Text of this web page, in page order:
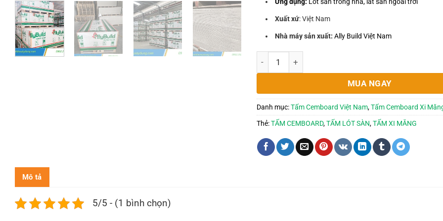
Ứng dụng: Lót sàn trong nhà, lát sàn ngoài trời
Xuất xứ: Việt Nam
Nhà máy sản xuất: Ally Build Việt Nam
MUA NGAY
Danh mục:Tấm Cemboard Việt Nam,Tấm Cemboard Xi
Thẻ:TẤM CEMBOARD,TẤM LÓT SÀN,TẤM XI MĂNG
Mô tả
5/5 - (1 bình chọn)